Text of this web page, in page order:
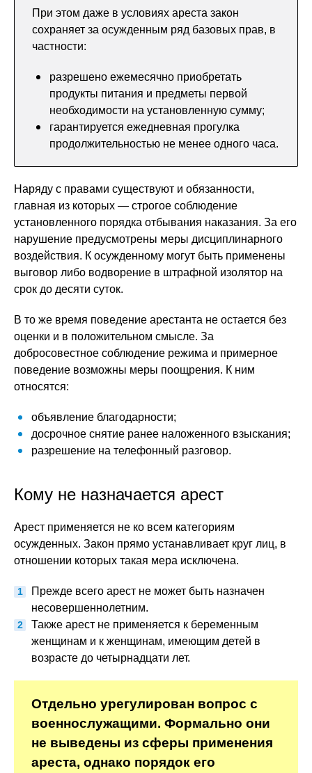
При этом даже в условиях ареста закон
сохраняет за осужденным ряд базовых прав, в
частности:
разрешено ежемесячно приобретать
продукты питания и предметы первой
необходимости на установленную сумму;
гарантируется ежедневная прогулка
продолжительностью не менее одного часа.
Наряду с правами существуют и обязанности,
главная из которых — строгое соблюдение
установленного порядка отбывания наказания. За его
нарушение предусмотрены меры дисциплинарного
воздействия. К осужденному могут быть применены
выговор либо водворение в штрафной изолятор на
срок до десяти суток.
В то же время поведение арестанта не остается без
оценки и в положительном смысле. За
добросовестное соблюдение режима и примерное
поведение возможны меры поощрения. К ним
относятся:
объявление благодарности;
досрочное снятие ранее наложенного взыскания;
разрешение на телефонный разговор.
Кому не назначается арест
Арест применяется не ко всем категориям
осужденных. Закон прямо устанавливает круг лиц, в
отношении которых такая мера исключена.
Прежде всего арест не может быть назначен
несовершеннолетним.
Также арест не применяется к беременным
женщинам и к женщинам, имеющим детей в
возрасте до четырнадцати лет.
Отдельно урегулирован вопрос с
военнослужащими. Формально они
не выведены из сферы применения
ареста, однако порядок его